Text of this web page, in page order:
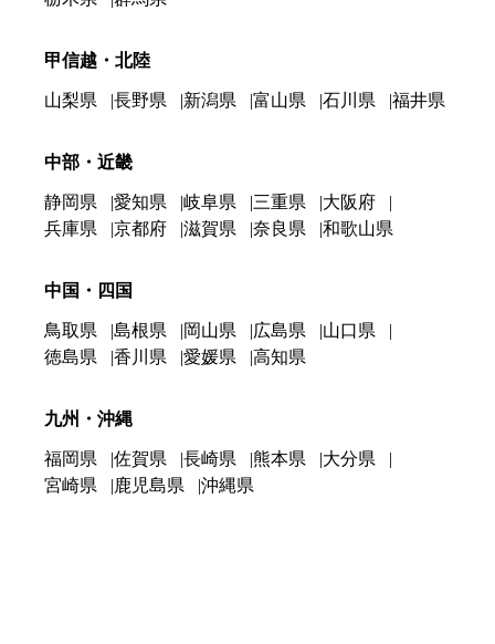
甲信越・北陸
山梨県 長野県 新潟県 富山県 石川県 福井県
中部・近畿
静岡県 愛知県 岐阜県 三重県
大阪府
兵庫県
京都府 滋賀県 奈良県 和歌山県
中国・四国
鳥取県 島根県 岡山県 広島県
山口県
徳島県
香川県 愛媛県 高知県
九州・沖縄
福岡県 佐賀県 長崎県 熊本県
大分県
宮崎県
鹿児島県 沖縄県